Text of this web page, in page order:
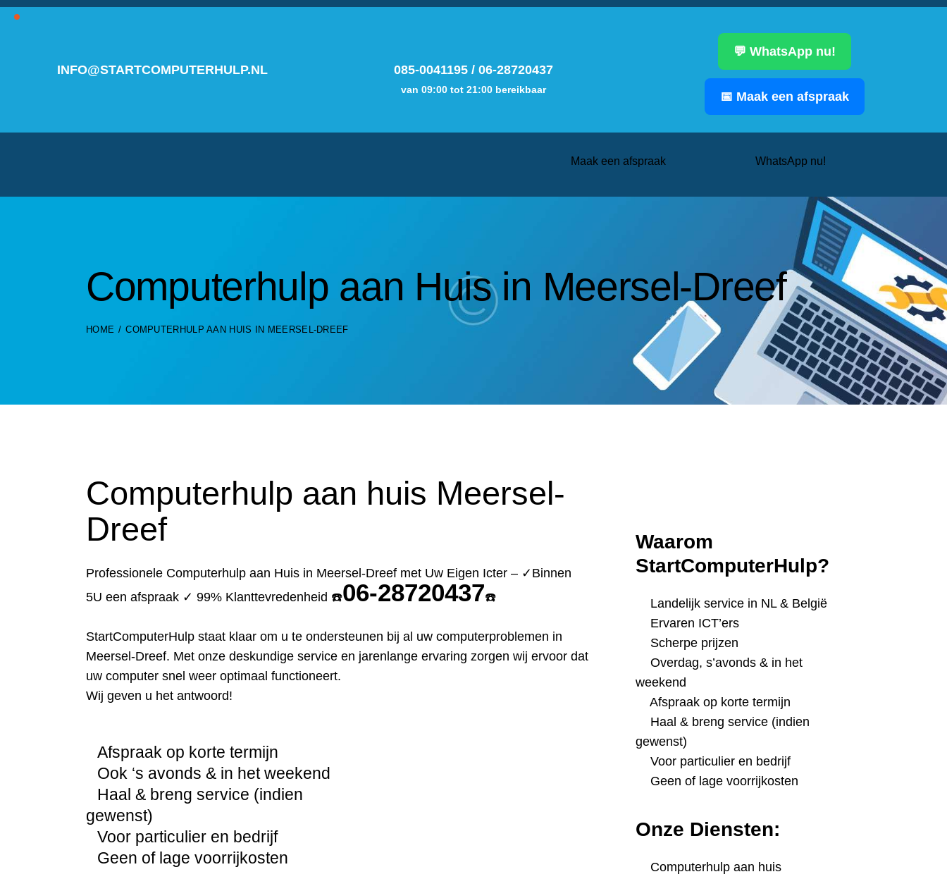
INFO@STARTCOMPUTERHULP.NL 085-0041195/ 06-28720437
van 09:00 tot 21:00 bereikbaar
💬 WhatsApp nu!
📅 Maak een afspraak
Maak een afspraak WhatsApp nu!
Computerhulp aan Huis in Meersel-Dreef
HOME COMPUTERHULP AAN HUIS IN MEERSEL-DREEF
Computerhulp aan huis Meersel-
Dreef
Professionele Computerhulp aan Huis in Meersel-Dreef met Uw Eigen Icter – ✓Binnen
5U een afspraak ✓ 99% Klanttevredenheid ☎️06-28720437☎️
StartComputerHulp staat klaar om u te ondersteunen bij al uw computerproblemen in
Meersel-Dreef. Met onze deskundige service en jarenlange ervaring zorgen wij ervoor dat
uw computer snel weer optimaal functioneert.
Wij geven u het antwoord!
Afspraak op korte termijn
Ook ‘s avonds & in het weekend
Haal & breng service (indien
gewenst)
Voor particulier en bedrijf
Geen of lage voorrijkosten
Waarom
StartComputerHulp?
Landelijk service in NL & België
Ervaren ICT’ers
Scherpe prijzen
Overdag, s’avonds & in het
weekend
Afspraak op korte termijn
Haal & breng service (indien
gewenst)
Voor particulier en bedrijf
Geen of lage voorrijkosten
Onze Diensten:
Computerhulp aan huis